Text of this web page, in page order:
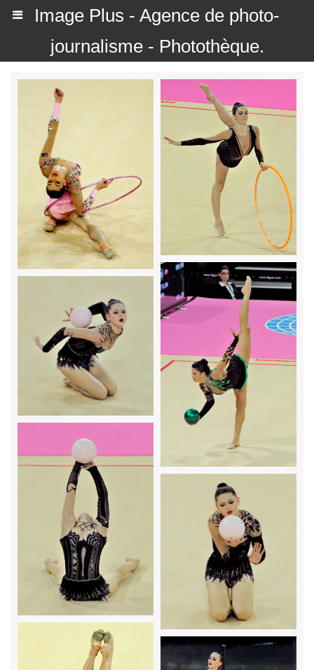
Image Plus - Agence de photo-
journalisme - Photothèque.